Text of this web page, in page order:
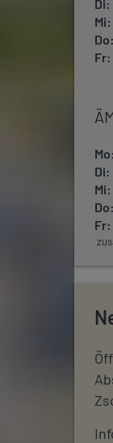
Di:
Mi:
Do:
Fr:
Mo:
Di:
Mi:
Do:
Fr: